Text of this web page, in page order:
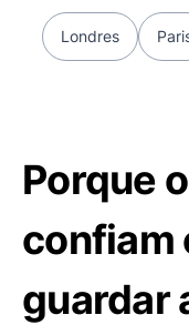
Londres
Porque
confiam
guardar